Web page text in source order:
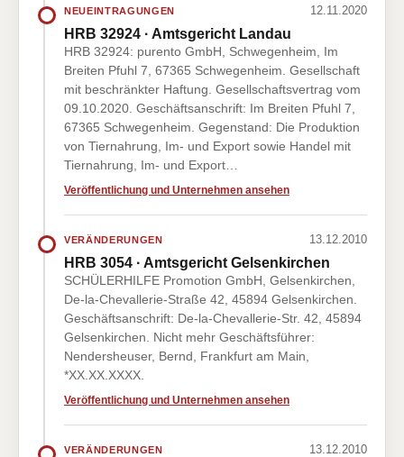
NEUEINTRAGUNGEN 12.11.2020
HRB 32924 · Amtsgericht Landau
HRB 32924: purento GmbH, Schwegenheim, Im
Breiten Pfuhl 7, 67365 Schwegenheim. Gesellschaft
mit beschränkter Haftung. Gesellschaftsvertrag vom
09.10.2020. Geschäftsanschrift: Im Breiten Pfuhl 7,
67365 Schwegenheim. Gegenstand: Die Produktion
von Tiernahrung, Im- und Export sowie Handel mit
Tiernahrung, Im- und Export…
Veröffentlichung und Unternehmen ansehen
VERÄNDERUNGEN 13.12.2010
HRB 3054 · Amtsgericht Gelsenkirchen
SCHÜLERHILFE Promotion GmbH, Gelsenkirchen,
De-la-Chevallerie-Straße 42, 45894 Gelsenkirchen.
Geschäftsanschrift: De-la-Chevallerie-Str. 42, 45894
Gelsenkirchen. Nicht mehr Geschäftsführer:
Nendersheuser, Bernd, Frankfurt am Main,
*XX.XX.XXXX.
Veröffentlichung und Unternehmen ansehen
VERÄNDERUNGEN 13.12.2010